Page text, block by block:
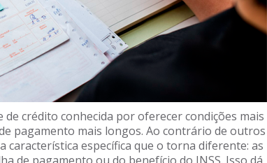
crédito conhecida por oferecer condições mais
pagamento mais longos. Ao contrário de outros
específica que o torna diferente: as